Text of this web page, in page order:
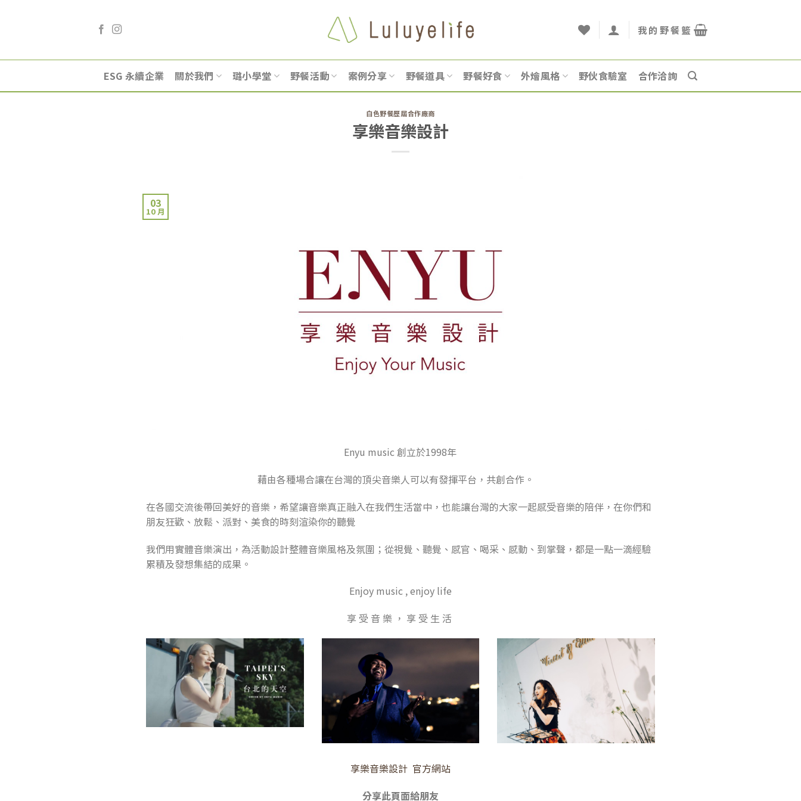
ESG 永續企業 關於我們 璐小學堂 野餐活動 案例分享 野餐道具 野餐好食 外燴風格 野伙食驗室 合作洽詢
白色野餐歷屆合作廠商
享樂音樂設計
03
10 月
Enyu music 創立於1998年
藉由各種場合讓在台灣的頂尖音樂人可以有發揮平台，共創合作。
在各國交流後帶回美好的音樂，希望讓音樂真正融入在我們生活當中，也能讓台灣的大家一起感受音樂的陪伴，在你們和
朋友狂歡、放鬆、派對、美食的時刻渲染你的聽覺
我們用實體音樂演出，為活動設計整體音樂風格及氛圍；從視覺、聽覺、感官、喝采、感動、到掌聲，都是一點一滴經驗
累積及發想集結的成果。
Enjoy music , enjoy life
享 受 音 樂 ， 享 受 生 活
享樂音樂設計 官方網站
分享此頁面給朋友